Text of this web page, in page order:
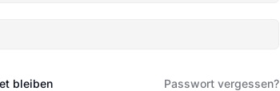
bleiben Passwort vergessen?